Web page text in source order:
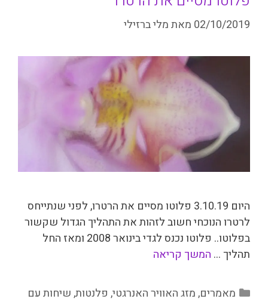
02/10/2019 מאתמלי ברזילי
היום 3.10.19 פלוטו מסיים את הרטרו, לפני שנתייחס
לרטרו הנוכחי חשוב לזהות את התהליך הגדול שקשור
בפלוטו.. פלוטו נכנס לגדי בינואר 2008 ומאז החל
תהליך … המשך קריאה
קטגוריות
מאמרים,מזג האוויר האנרגטי, פלנטות,שיחות עם